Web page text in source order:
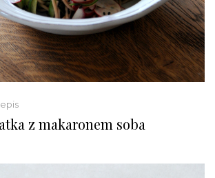
z makaronem soba